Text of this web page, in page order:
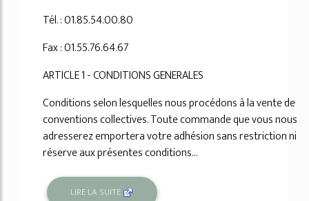
Tél. : 01.85.54.00.80
Fax : 01.55.76.64.67
ARTICLE 1 - CONDITIONS GENERALES
Conditions selon lesquelles nous procédons à la vente de
conventions collectives. Toute commande que vous nous
adresserez emportera votre adhésion sans restriction ni
réserve aux présentes conditions...
LIRE LA SUITE